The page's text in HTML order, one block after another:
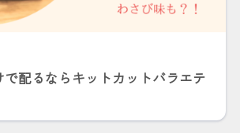
配るならキットカットバラエテ